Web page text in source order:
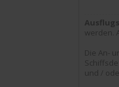
werden.
Die An-
und /